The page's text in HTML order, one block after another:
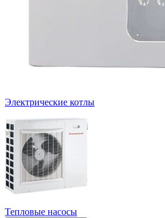
Электрические котлы
Тепловые насосы